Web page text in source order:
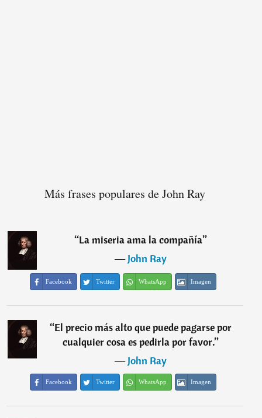
Más frases populares de John Ray
“La miseria ama la compañía”
―John Ray
Facebook Twitter WhatsApp Imagen
“El precio más alto que puede pagarse por
cualquier cosa es pedirla por favor.”
―John Ray
Facebook Twitter WhatsApp Imagen